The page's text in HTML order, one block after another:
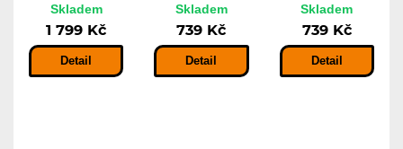
Skladem
1 799 Kč
Detail
Skladem
739 Kč
Detail
Skladem
739 Kč
Detail